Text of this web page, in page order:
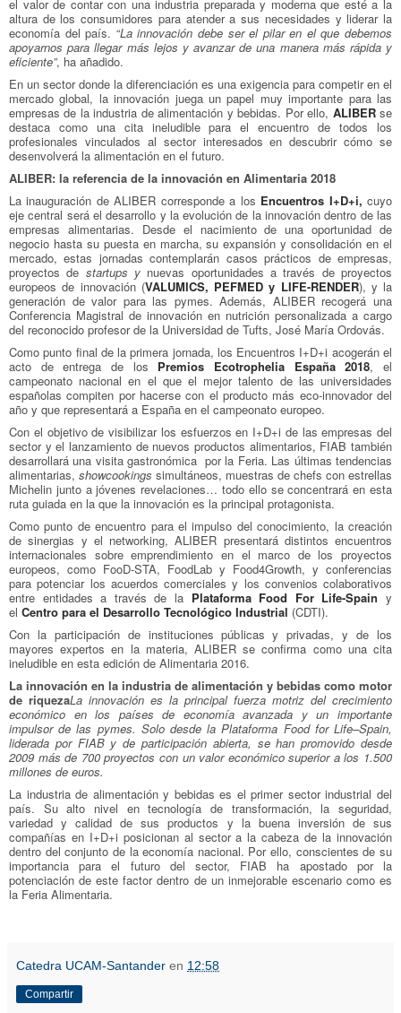
el valor de contar con una industria preparada y moderna que esté a la
altura de los consumidores para atender a sus necesidades y liderar la
economía del país. “La innovación debe ser el pilar en el que debemos
apoyarnos para llegar más lejos y avanzar de una manera más rápida y
eficiente”, ha añadido.
En un sector donde la diferenciación es una exigencia para competir en el
mercado global, la innovación juega un papel muy importante para las
empresas de la industria de alimentación y bebidas. Por ello, ALIBERse
destaca como una cita ineludible para el encuentro de todos los
profesionales vinculados al sector interesados en descubrir cómo se
desenvolverá la alimentación en el futuro.
ALIBER: la referencia de la innovación en Alimentaria 2018
La inauguración de ALIBER corresponde a los Encuentros I+D+i, cuyo
eje central será el desarrollo y la evolución de la innovación dentro de las
empresas alimentarias. Desde el nacimiento de una oportunidad de
negocio hasta su puesta en marcha, su expansión y consolidación en el
mercado, estas jornadas contemplarán casos prácticos de empresas,
proyectos de startups y nuevas oportunidades a través de proyectos
europeos de innovación (VALUMICS, PEFMED y LIFE-RENDER), y la
generación de valor para las pymes. Además, ALIBER recogerá una
Conferencia Magistral de innovación en nutrición personalizada a cargo
del reconocido profesor de la Universidad de Tufts, José María Ordovás.
Como punto final de la primera jornada, los Encuentros I+D+i acogerán el
acto de entrega de los Premios Ecotrophelia España 2018, el
campeonato nacional en el que el mejor talento de las universidades
españolas compiten por hacerse con el producto más eco-innovador del
año y que representará a España en el campeonato europeo.
Con el objetivo de visibilizar los esfuerzos en I+D+i de las empresas del
sector y el lanzamiento de nuevos productos alimentarios, FIAB también
desarrollará una visita gastronómica por la Feria. Las últimas tendencias
alimentarias, showcookings simultáneos, muestras de chefs con estrellas
Michelin junto a jóvenes revelaciones… todo ello se concentrará en esta
ruta guiada en la que la innovación es la principal protagonista.
Como punto de encuentro para el impulso del conocimiento, la creación
de sinergias y el networking, ALIBER presentará distintos encuentros
internacionales sobre emprendimiento en el marco de los proyectos
europeos, como FooD-STA, FoodLab y Food4Growth, y conferencias
para potenciar los acuerdos comerciales y los convenios colaborativos
entre entidades a través de la Plataforma Food For Life-Spain y
el Centro para el Desarrollo Tecnológico Industrial (CDTI).
Con la participación de instituciones públicas y privadas, y de los
mayores expertos en la materia, ALIBER se confirma como una cita
ineludible en esta edición de Alimentaria 2016.
La innovación en la industria de alimentación y bebidas como motor
de riquezaLa innovación es la principal fuerza motriz del crecimiento
económico en los países de economía avanzada y un importante
impulsor de las pymes. Solo desde la Plataforma Food for Life–Spain,
liderada por FIAB y de participación abierta, se han promovido desde
2009 más de 700 proyectos con un valor económico superior a los 1.500
millones de euros.
La industria de alimentación y bebidas es el primer sector industrial del
país. Su alto nivel en tecnología de transformación, la seguridad,
variedad y calidad de sus productos y la buena inversión de sus
compañías en I+D+i posicionan al sector a la cabeza de la innovación
dentro del conjunto de la economía nacional. Por ello, conscientes de su
importancia para el futuro del sector, FIAB ha apostado por la
potenciación de este factor dentro de un inmejorable escenario como es
la Feria Alimentaria.
Catedra UCAM-Santander en 12:58
Compartir